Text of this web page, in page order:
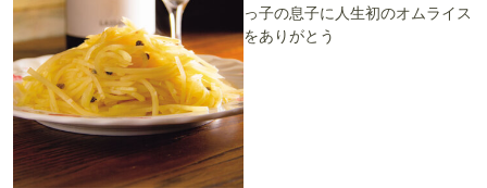
っ子の息子に人生初のオムライス
をありがとう